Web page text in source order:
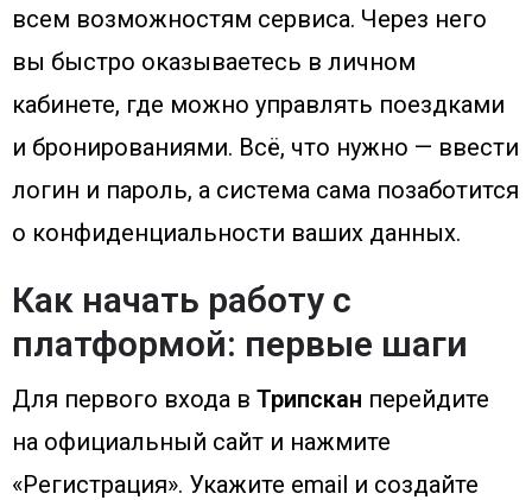
всем возможностям сервиса. Через него
вы быстро оказываетесь в личном
кабинете, где можно управлять поездками
и бронированиями. Всё, что нужно — ввести
логин и пароль, а система сама позаботится
о конфиденциальности ваших данных.
Как начать работу с
платформой: первые шаги
Для первого входа в Трипскан перейдите
на официальный сайт и нажмите
«Регистрация». Укажите email и создайте